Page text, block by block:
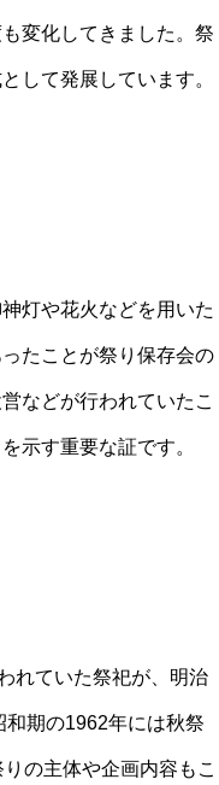
変化してきました。祭
して発展しています。
灯や花火などを用いた
たことが祭り保存会の
などが行われていたこ
示す重要な証です。
れていた祭祀が、明治
期の1962年には秋祭
の主体や企画内容もこ